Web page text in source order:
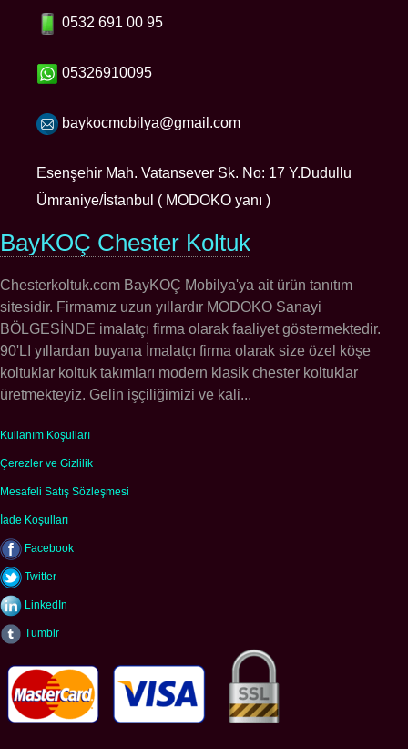
0532 691 00 95
05326910095
baykocmobilya@gmail.com
Esenşehir Mah. Vatansever Sk. No: 17 Y.Dudullu
Ümraniye/İstanbul ( MODOKO yanı )
BayKOÇ Chester Koltuk
Chesterkoltuk.com BayKOÇ Mobilya'ya ait ürün tanıtım
sitesidir. Firmamız uzun yıllardır MODOKO Sanayi
BÖLGESİNDE imalatçı firma olarak faaliyet göstermektedir.
90'LI yıllardan buyana İmalatçı firma olarak size özel köşe
koltuklar koltuk takımları modern klasik chester koltuklar
üretmekteyiz. Gelin işçiliğimizi ve kali...
Kullanım Koşulları
Çerezler ve Gizlilik
Mesafeli Satış Sözleşmesi
İade Koşulları
Facebook
Twitter
LinkedIn
Tumblr